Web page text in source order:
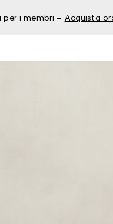
per i membri – Acquista